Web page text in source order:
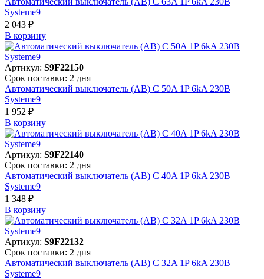
Systeme9
2 043 ₽
В корзинy
Артикул: S9F22150
Срок поставки: 2 дня
Автоматический выключатель (АВ) C 50A 1P 6kA 230В
Systeme9
1 952 ₽
В корзинy
Артикул: S9F22140
Срок поставки: 2 дня
Автоматический выключатель (АВ) C 40A 1P 6kA 230В
Systeme9
1 348 ₽
В корзинy
Артикул: S9F22132
Срок поставки: 2 дня
Автоматический выключатель (АВ) C 32A 1P 6kA 230В
Systeme9